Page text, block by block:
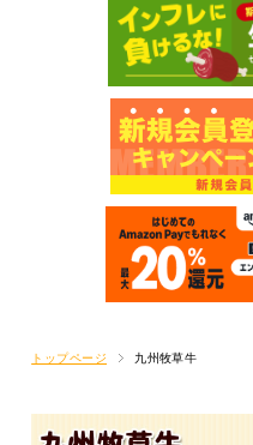
トップページ 九州牧草牛